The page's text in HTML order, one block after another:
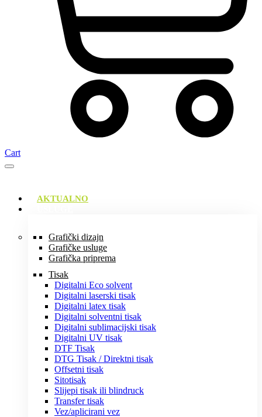
Cart
AKTUALNO
Grafički dizajn
Grafičke usluge
Grafička priprema
Tisak
Digitalni Eco solvent
Digitalni laserski tisak
Digitalni latex tisak
Digitalni solventni tisak
Digitalni sublimacijski tisak
Digitalni UV tisak
DTF Tisak
DTG Tisak / Direktni tisak
Offsetni tisak
Sitotisak
Slijepi tisak ili blindruck
Transfer tisak
Vez/aplicirani vez